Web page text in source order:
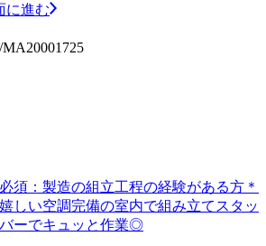
に進む
須：製造の組立工程の経験がある方＊
しい空調完備の室内で組み立てスタッ
ーでキュッと作業◎